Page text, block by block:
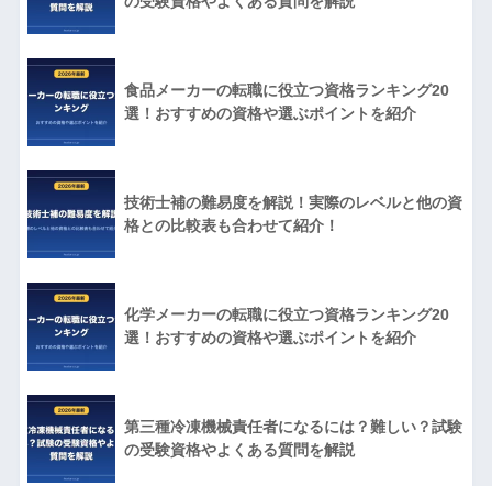
食品メーカーの転職に役立つ資格ランキング20
選！おすすめの資格や選ぶポイントを紹介
技術士補の難易度を解説！実際のレベルと他の資
格との比較表も合わせて紹介！
化学メーカーの転職に役立つ資格ランキング20
選！おすすめの資格や選ぶポイントを紹介
第三種冷凍機械責任者になるには？難しい？試験
の受験資格やよくある質問を解説